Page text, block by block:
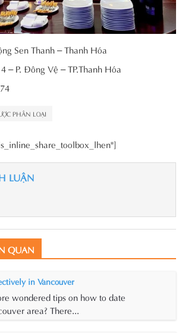
Sen Thanh – Thanh Hóa
– P. Đông Vệ – TP.Thanh Hóa
PHÂN LOẠI
LUẬN
QUAN
in Vancouver
wondered tips on how to date
area? There...